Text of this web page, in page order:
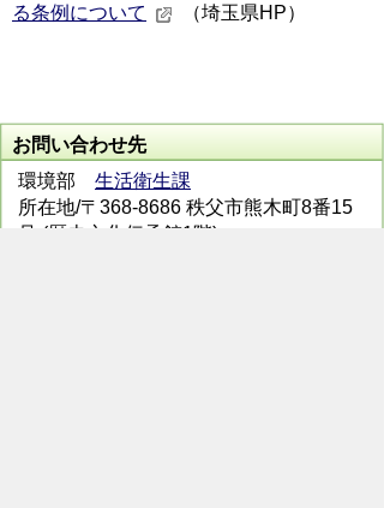
る条例について
（埼玉県HP）
お問い合わせ先
環境部 生活衛生課
所在地/〒368-8686 秩父市熊木町8番15
号 (歴史文化伝承館1階)